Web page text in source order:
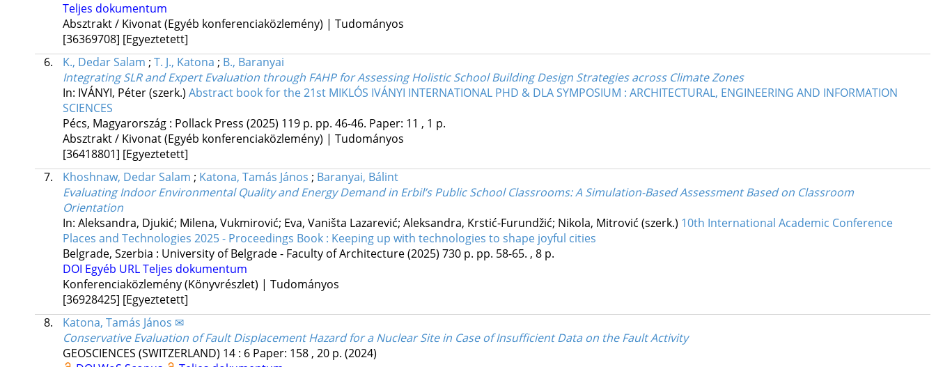
Teljes dokumentum
Absztrakt / Kivonat (Egyéb konferenciaközlemény) | Tudományos
[36369708] [Egyeztetett]
6.
K., Dedar Salam ; T. J., Katona ; B., Baranyai
Integrating SLR and Expert Evaluation through FAHP for Assessing Holistic School Building Design Strategies across Climate Zones
In: IVÁNYI, Péter (szerk.) Abstract book for the 21st MIKLÓS IVÁNYI INTERNATIONAL PHD & DLA SYMPOSIUM : ARCHITECTURAL, ENGINEERING AND INFORMATION
SCIENCES
Pécs, Magyarország : Pollack Press (2025) 119 p. pp. 46-46. Paper: 11 , 1 p.
Absztrakt / Kivonat (Egyéb konferenciaközlemény) | Tudományos
[36418801] [Egyeztetett]
7.
Khoshnaw, Dedar Salam ; Katona, Tamás János ; Baranyai, Bálint
Evaluating Indoor Environmental Quality and Energy Demand in Erbil’s Public School Classrooms: A Simulation-Based Assessment Based on Classroom
Orientation
In: Aleksandra, Djukić; Milena, Vukmirović; Eva, Vaništa Lazarević; Aleksandra, Krstić-Furundžić; Nikola, Mitrović (szerk.) 10th International Academic Conference
Places and Technologies 2025 - Proceedings Book : Keeping up with technologies to shape joyful cities
Belgrade, Szerbia : University of Belgrade - Faculty of Architecture(2025) 730 p. pp. 58-65. , 8 p.
DOI Egyéb URLTeljes dokumentum
Konferenciaközlemény (Könyvrészlet) | Tudományos
[36928425] [Egyeztetett]
8.
Katona, Tamás János ✉
Conservative Evaluation of Fault Displacement Hazard for a Nuclear Site in Case of Insufficient Data on the Fault Activity
GEOSCIENCES (SWITZERLAND) 14: 6 Paper: 158 , 20 p. (2024)